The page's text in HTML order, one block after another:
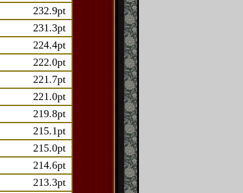
232.9pt
231.3pt
224.4pt
222.0pt
221.7pt
221.0pt
219.8pt
215.1pt
215.0pt
214.6pt
213.3pt